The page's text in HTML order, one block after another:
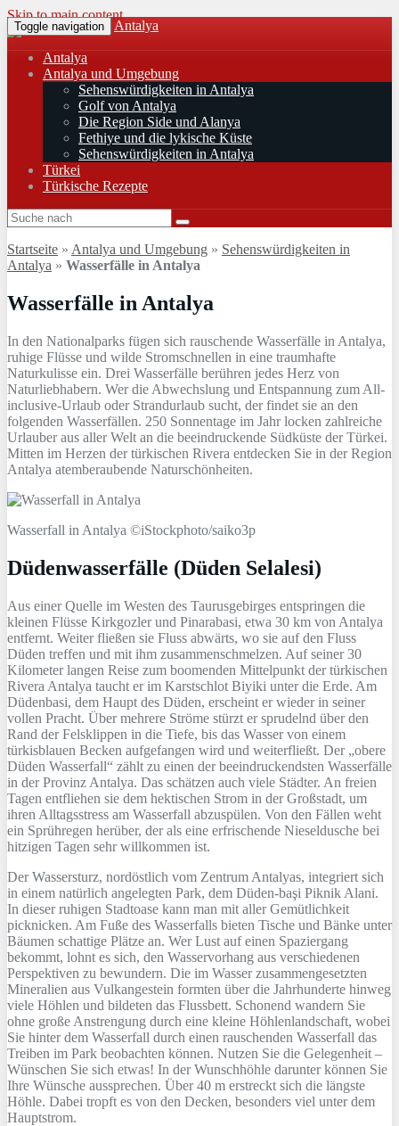
Skip to main content
Toggle navigation Antalya
Antalya
Antalya und Umgebung
Sehenswürdigkeiten in Antalya
Golf von Antalya
Die Region Side und Alanya
Fethiye und die lykische Küste
Sehenswürdigkeiten in Antalya
Türkei
Türkische Rezepte
Startseite » Antalya und Umgebung » Sehenswürdigkeiten in
Antalya » Wasserfälle in Antalya
Wasserfälle in Antalya
In den Nationalparks fügen sich rauschende Wasserfälle in Antalya,
ruhige Flüsse und wilde Stromschnellen in eine traumhafte
Naturkulisse ein. Drei Wasserfälle berühren jedes Herz von
Naturliebhabern. Wer die Abwechslung und Entspannung zum All-
inclusive-Urlaub oder Strandurlaub sucht, der findet sie an den
folgenden Wasserfällen. 250 Sonnentage im Jahr locken zahlreiche
Urlauber aus aller Welt an die beeindruckende Südküste der Türkei.
Mitten im Herzen der türkischen Rivera entdecken Sie in der Region
Antalya atemberaubende Naturschönheiten.
Wasserfall in Antalya ©iStockphoto/saiko3p
Düdenwasserfälle (Düden Selalesi)
Aus einer Quelle im Westen des Taurusgebirges entspringen die
kleinen Flüsse Kirkgozler und Pinarabasi, etwa 30 km von Antalya
entfernt. Weiter fließen sie Fluss abwärts, wo sie auf den Fluss
Düden treffen und mit ihm zusammenschmelzen. Auf seiner 30
Kilometer langen Reise zum boomenden Mittelpunkt der türkischen
Rivera Antalya taucht er im Karstschlot Biyiki unter die Erde. Am
Düdenbasi, dem Haupt des Düden, erscheint er wieder in seiner
vollen Pracht. Über mehrere Ströme stürzt er sprudelnd über den
Rand der Felsklippen in die Tiefe, bis das Wasser von einem
türkisblauen Becken aufgefangen wird und weiterfließt. Der „obere
Düden Wasserfall“ zählt zu einen der beeindruckendsten Wasserfälle
in der Provinz Antalya. Das schätzen auch viele Städter. An freien
Tagen entfliehen sie dem hektischen Strom in der Großstadt, um
ihren Alltagsstress am Wasserfall abzuspülen. Von den Fällen weht
ein Sprühregen herüber, der als eine erfrischende Nieseldusche bei
hitzigen Tagen sehr willkommen ist.
Der Wassersturz, nordöstlich vom Zentrum Antalyas, integriert sich
in einem natürlich angelegten Park, dem Düden-başi Piknik Alani.
In dieser ruhigen Stadtoase kann man mit aller Gemütlichkeit
picknicken. Am Fuße des Wasserfalls bieten Tische und Bänke unter
Bäumen schattige Plätze an. Wer Lust auf einen Spaziergang
bekommt, lohnt es sich, den Wasservorhang aus verschiedenen
Perspektiven zu bewundern. Die im Wasser zusammengesetzten
Mineralien aus Vulkangestein formten über die Jahrhunderte hinweg
viele Höhlen und bildeten das Flussbett. Schonend wandern Sie
ohne große Anstrengung durch eine kleine Höhlenlandschaft, wobei
Sie hinter dem Wasserfall durch einen rauschenden Wasserfall das
Treiben im Park beobachten können. Nutzen Sie die Gelegenheit –
Wünschen Sie sich etwas! In der Wunschhöhle darunter können Sie
Ihre Wünsche aussprechen. Über 40 m erstreckt sich die längste
Höhle. Dabei tropft es von den Decken, besonders viel unter dem
Hauptstrom.